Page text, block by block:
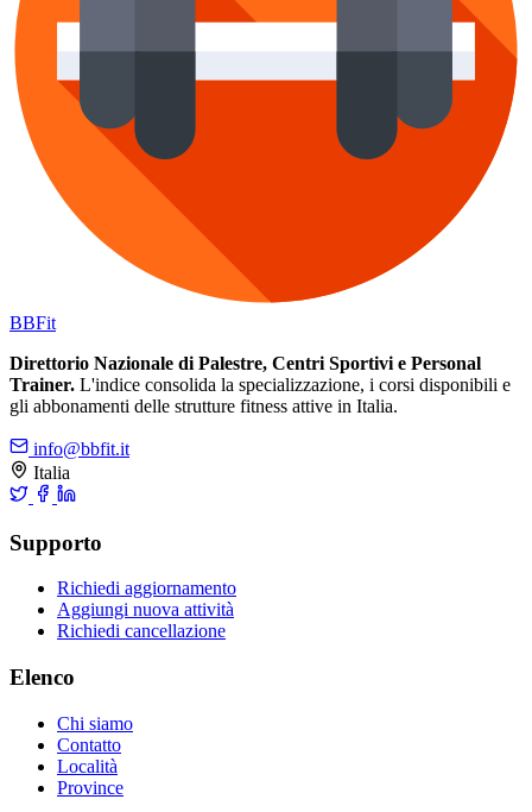
BBFit
Direttorio Nazionale di Palestre, Centri Sportivi e Personal
Trainer. L'indice consolida la specializzazione, i corsi disponibili e
gli abbonamenti delle strutture fitness attive in Italia.
info@bbfit.it
Italia
Supporto
Richiedi aggiornamento
Aggiungi nuova attività
Richiedi cancellazione
Elenco
Chi siamo
Contatto
Località
Province